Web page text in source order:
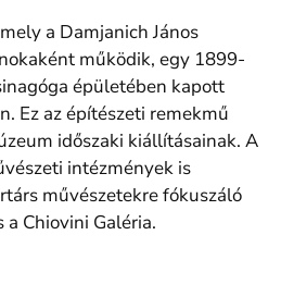
a Damjanich János
működik, egy 1899-
épületében kapott
Ez az építészeti remekmű
időszaki kiállításainak. A
intézmények is
művészetekre fókuszáló
a Chiovini Galéria.